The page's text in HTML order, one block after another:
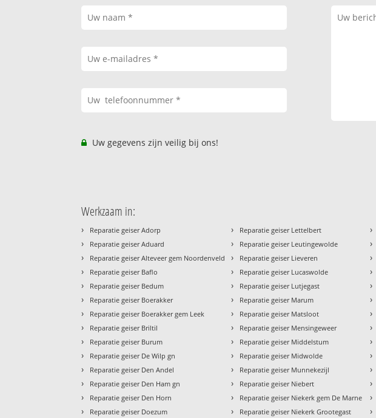
Uw gegevens zijn veilig bij ons!
Werkzaam in:
› Reparatie geiser Adorp
› Reparatie geiser Aduard
› Reparatie geiser Alteveer gem Noordenveld
› Reparatie geiser Baflo
› Reparatie geiser Bedum
› Reparatie geiser Boerakker
› Reparatie geiser Boerakker gem Leek
› Reparatie geiser Briltil
› Reparatie geiser Burum
› Reparatie geiser De Wilp gn
› Reparatie geiser Den Andel
› Reparatie geiser Den Ham gn
› Reparatie geiser Den Horn
› Reparatie geiser Doezum
› Reparatie geiser Lettelbert
› Reparatie geiser Leutingewolde
› Reparatie geiser Lieveren
› Reparatie geiser Lucaswolde
› Reparatie geiser Lutjegast
› Reparatie geiser Marum
› Reparatie geiser Matsloot
› Reparatie geiser Mensingeweer
› Reparatie geiser Middelstum
› Reparatie geiser Midwolde
› Reparatie geiser Munnekezijl
› Reparatie geiser Niebert
› Reparatie geiser Niekerk gem De Marne
› Reparatie geiser Niekerk Grootegast
›
›
›
›
›
›
›
›
›
›
›
›
›
›